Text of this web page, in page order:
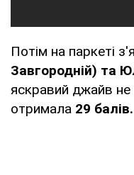
Потім на паркеті
Завгородній) та
яскравий джайв не
отримала 29 балів.